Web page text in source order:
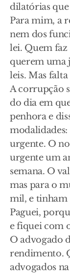
dilatórias
Para mim, a
nem dos
lei. Quem faz
querem uma
leis. Mas
A corrupção
do dia em
penhora e
urgente. O
urgente um
semana. O
mas para o
mil, e tinham
Paguei,
e fiquei com
O advogado
rendimento.
advogados